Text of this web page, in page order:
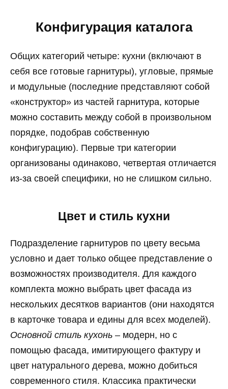
Конфигурация каталога
Общих категорий четыре: кухни (включают в
себя все готовые гарнитуры), угловые, прямые
и модульные (последние представляют собой
«конструктор» из частей гарнитура, которые
можно составить между собой в произвольном
порядке, подобрав собственную
конфигурацию). Первые три категории
организованы одинаково, четвертая отличается
из-за своей специфики, но не слишком сильно.
Цвет и стиль кухни
Подразделение гарнитуров по цвету весьма
условно и дает только общее представление о
возможностях производителя. Для каждого
комплекта можно выбрать цвет фасада из
нескольких десятков вариантов (они находятся
в карточке товара и едины для всех моделей).
Основной стиль кухонь – модерн, но с
помощью фасада, имитирующего фактуру и
цвет натурального дерева, можно добиться
современного стиля. Классика практически